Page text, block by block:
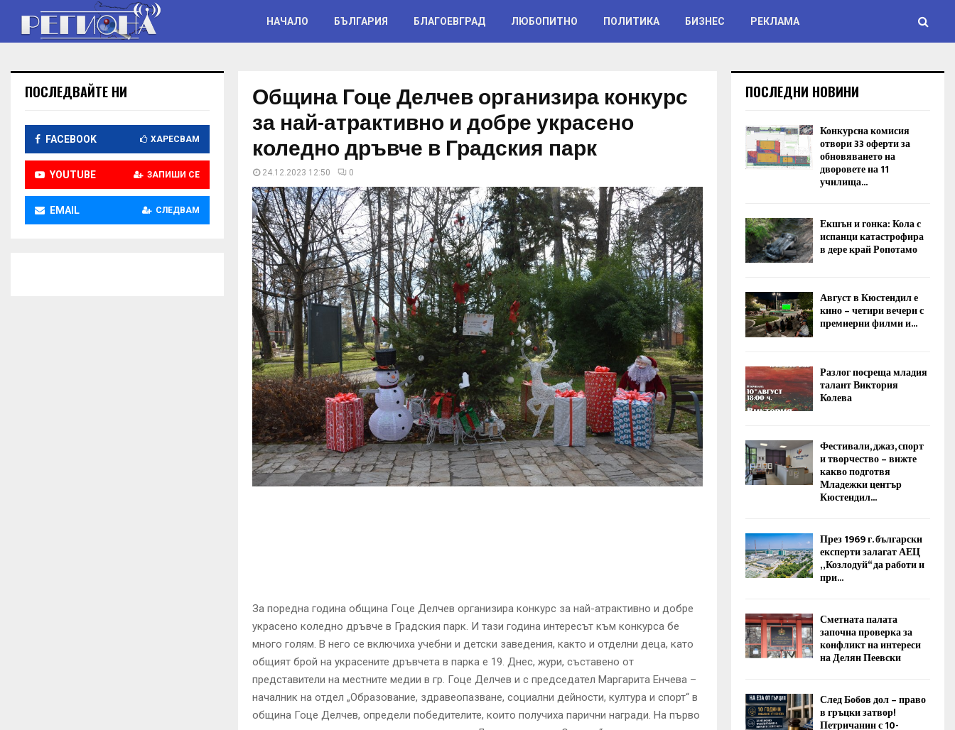
НАЧАЛО БЪЛГАРИЯ БЛАГОЕВГРАД ЛЮБОПИТНО ПОЛИТИКА БИЗНЕС РЕКЛАМА
Община Гоце Делчев организира конкурс
за най-атрактивно и добре украсено
коледно дръвче в Градския парк
24.12.2023 12:50 0
За поредна година община Гоце Делчев организира конкурс за най-атрактивно и добре
украсено коледно дръвче в Градския парк. И тази година интересът към конкурса бе
много голям. В него се включиха учебни и детски заведения, както и отделни деца, като
общият брой на украсените дръвчета в парка е 19. Днес, жури, съставено от
представители на местните медии в гр. Гоце Делчев и с председател Маргарита Енчева –
началник на отдел „Образование, здравеопазване, социални дейности, култура и спорт“ в
община Гоце Делчев, определи победителите, които получиха парични награди. На първо
ПОСЛЕДВАЙТЕ НИ
FACEBOOK ХАРЕСВАМ
YOUTUBE ЗАПИШИ СЕ
EMAIL СЛЕДВАМ
ПОСЛЕДНИ НОВИНИ
Конкурсна комисия
отвори 33 оферти за
обновяването на
дворовете на 11
училища...
Екшън и гонка: Кола с
испанци катастрофира
в дере край Ропотамо
Август в Кюстендил е
кино – четири вечери с
премиерни филми и...
Разлог посреща младия
талант Виктория
Колева
Фестивали, джаз, спорт
и творчество – вижте
какво подготвя
Младежки център
Кюстендил...
През 1969 г. български
експерти залагат АЕЦ
„Козлодуй“ да работи и
при...
Сметната палата
започна проверка за
конфликт на интереси
на Делян Пеевски
След Бобов дол – право
в гръцки затвор!
Петричанин с 10-